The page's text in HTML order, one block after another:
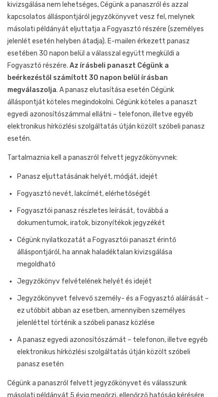
kivizsgálása nem lehetséges, Cégünk a panaszról és azzal
kapcsolatos álláspontjáról jegyzőkönyvet vesz fel, melynek
másolati példányát eljuttatja a Fogyasztó részére (személyes
jelenlét esetén helyben átadja). E-mailen érkezett panasz
esetében 30 napon belül a válasszal együtt megküldi a
Fogyasztó részére. Az írásbeli panaszt Cégünk a
beérkezéstől számított 30 napon belül írásban
megválaszolja. A panasz elutasítása esetén Cégünk
álláspontját köteles megindokolni. Cégünk köteles a panaszt
egyedi azonosítószámmal ellátni – telefonon, illetve egyéb
elektronikus hírközlési szolgáltatás útján közölt szóbeli panasz
esetén.
Tartalmaznia kell a panaszról felvett jegyzőkönyvnek:
Panasz eljuttatásának helyét, módját, idejét
Fogyasztó nevét, lakcímét, elérhetőségét
Fogyasztói panasz részletes leírását, továbbá a
dokumentumok, iratok, bizonyítékok jegyzékét
Cégünk nyilatkozatát a Fogyasztói panaszt érintő
álláspontjáról, ha annak haladéktalan kivizsgálása
megoldható
Jegyzőkönyv felvételének helyét és idejét
Jegyzőkönyvet felvevő személy- és a Fogyasztó aláírását –
ez utóbbit abban az esetben, amennyiben személyes
jelenléttel történik a szóbeli panasz közlése
A panasz egyedi azonosítószámát – telefonon, illetve egyéb
elektronikus hírközlési szolgáltatás útján közölt szóbeli
panasz esetén
Cégünk a panaszról felvett jegyzőkönyvet és válasszunk